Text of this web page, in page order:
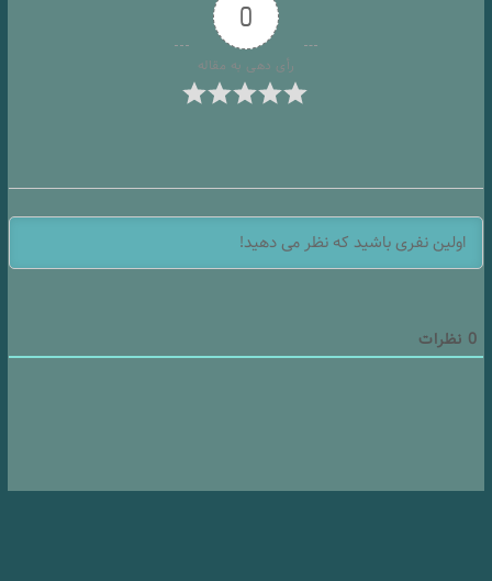
0
رأی دهی به مقاله
0 نظرات